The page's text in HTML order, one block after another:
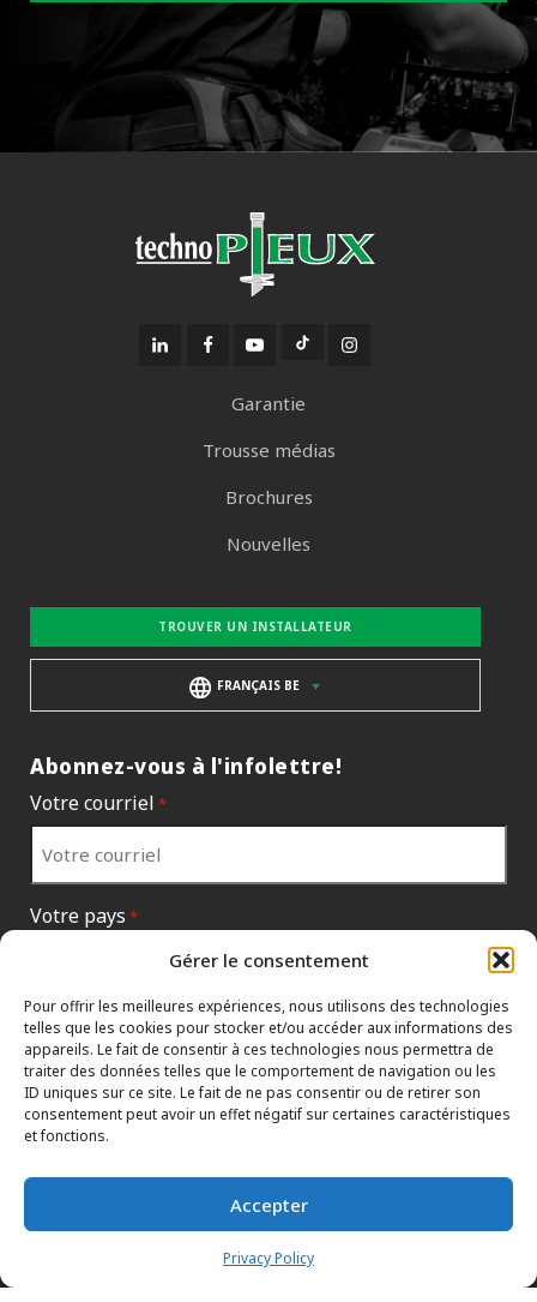
Gérer le consentement
Pour offrir les meilleures expériences, nous utilisons des technologies
telles que les cookies pour stocker et/ou accéder aux informations des
appareils. Le fait de consentir à ces technologies nous permettra de
traiter des données telles que le comportement de navigation ou les
ID uniques sur ce site. Le fait de ne pas consentir ou de retirer son
consentement peut avoir un effet négatif sur certaines caractéristiques
et fonctions.
Accepter
Privacy Policy
Garantie
Trousse médias
Brochures
Nouvelles
TROUVER UN INSTALLATEUR
FRANÇAIS BE
Abonnez-vous à l'infolettre!
Votre courriel *
Votre pays *
PROTECTION DES RENSEIGNEMENTS
HTML SITEMAP